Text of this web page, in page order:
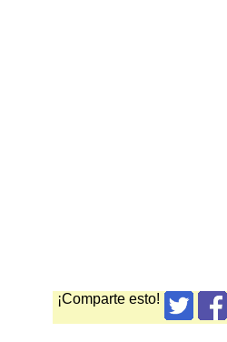
¡Comparte esto!